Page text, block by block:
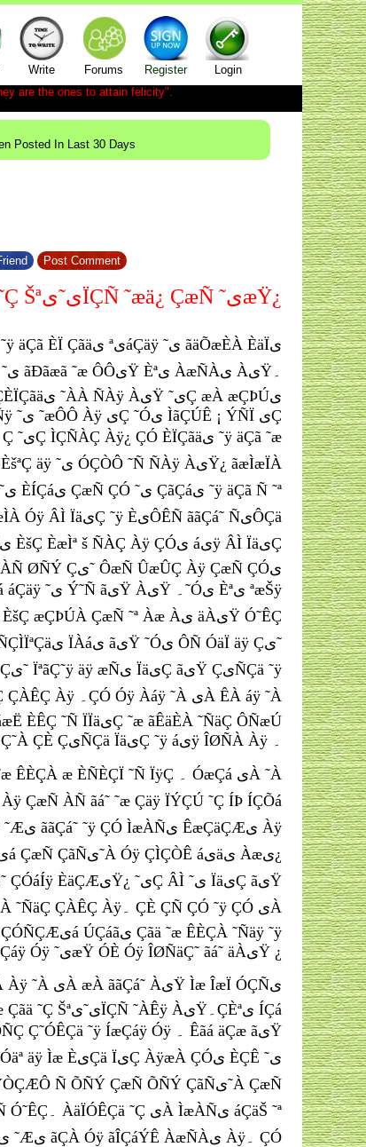
Write Forums Register
Login
are the ones to attain felicity".
Posted In Last 30 Days
Post Comment
ÚÇáãی Çãä ˜Ç Šªی˜یÏÇÑ ˜æä¿ ÇæÑ ˜یæŸ¿
˜ÑÏیÇ˜À ÇÈ ÇیÑÇä ÏäیÇ ˜ÿ áیÿ ÎØÑÀ Àÿ ۔
ÍæÇáÿ Óÿ ˜یæŸ ÓÈ Óÿ ÎØÑäÇ˜ ãá˜ äÀیŸ ¿